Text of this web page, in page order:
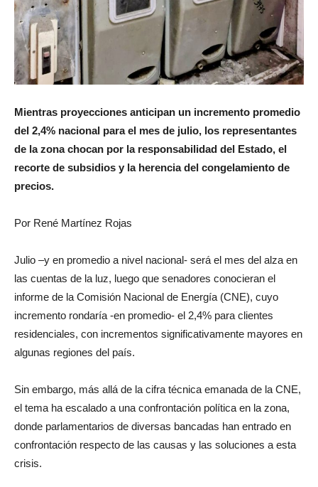
Mientras proyecciones anticipan un incremento promedio
del 2,4% nacional para el mes de julio, los representantes
de la zona chocan por la responsabilidad del Estado, el
recorte de subsidios y la herencia del congelamiento de
precios.
Por René Martínez Rojas
Julio –y en promedio a nivel nacional- será el mes del alza en
las cuentas de la luz, luego que senadores conocieran el
informe de la Comisión Nacional de Energía (CNE), cuyo
incremento rondaría -en promedio- el 2,4% para clientes
residenciales, con incrementos significativamente mayores en
algunas regiones del país.
Sin embargo, más allá de la cifra técnica emanada de la CNE,
el tema ha escalado a una confrontación política en la zona,
donde parlamentarios de diversas bancadas han entrado en
confrontación respecto de las causas y las soluciones a esta
crisis.